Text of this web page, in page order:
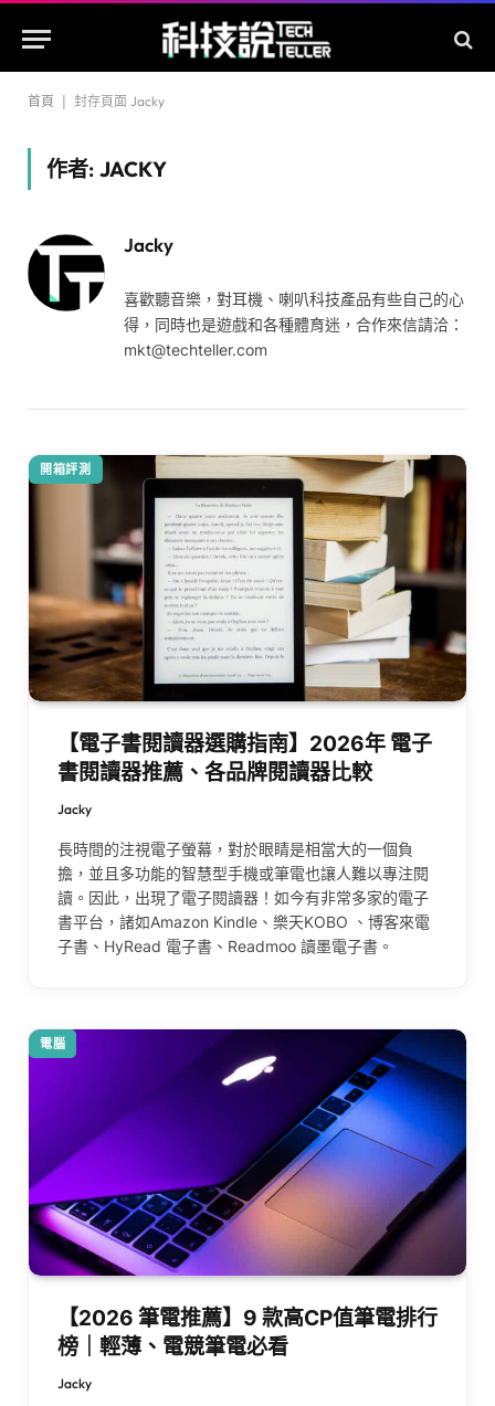
首頁 封存頁面 Jacky
作者: JACKY
Jacky
喜歡聽音樂，對耳機、喇叭科技產品有些自己的心
得，同時也是遊戲和各種體育迷，合作來信請洽：
mkt@techteller.com
開箱評測
【電子書閱讀器選購指南】2026年 電子
書閱讀器推薦、各品牌閱讀器比較
Jacky
長時間的注視電子螢幕，對於眼睛是相當大的一個負
擔，並且多功能的智慧型手機或筆電也讓人難以專注閱
讀。因此，出現了電子閱讀器！如今有非常多家的電子
書平台，諸如Amazon Kindle、樂天KOBO 、博客來電
子書、HyRead 電子書、Readmoo 讀墨電子書。
電腦
【2026 筆電推薦】9 款高CP值筆電排行
榜｜輕薄、電競筆電必看
Jacky